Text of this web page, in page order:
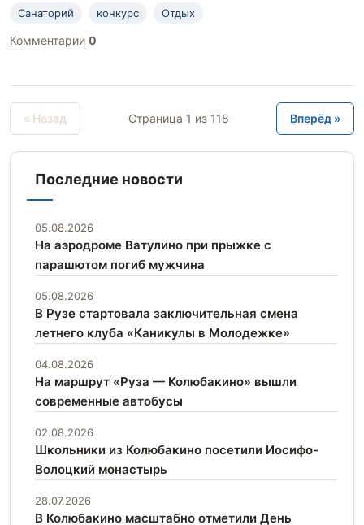
Санаторий конкурс Отдых
Комментарии 0
« Назад Страница 1 из 118 Вперёд »
Последние новости
05.08.2026
На аэродроме Ватулино при прыжке с
парашютом погиб мужчина
05.08.2026
В Рузе стартовала заключительная смена
летнего клуба «Каникулы в Молодежке»
04.08.2026
На маршрут «Руза — Колюбакино» вышли
современные автобусы
02.08.2026
Школьники из Колюбакино посетили Иосифо-
Волоцкий монастырь
28.07.2026
В Колюбакино масштабно отметили День